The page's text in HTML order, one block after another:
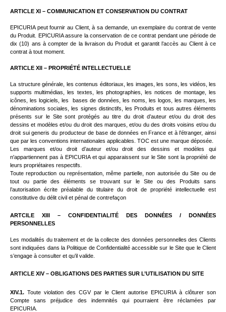
ARTICLE XI – COMMUNICATION ET CONSERVATION DU CONTRAT
EPICURIA peut fournir au Client, à sa demande, un exemplaire du contrat de vente
du Produit. EPICURIA assure la conservation de ce contrat pendant une période de
dix (10) ans à compter de la livraison du Produit et garantit l’accès au Client à ce
contrat à tout moment.
ARTICLE XII – PROPRIÉTÉ INTELLECTUELLE
La structure générale, les contenus éditoriaux, les images, les sons, les vidéos, les
supports multimédias, les textes, les photographies, les notices de montage, les
icônes, les logiciels, les
bases de données, les noms, les logos, les marques, les
dénominations sociales, les signes distinctifs, les Produits et tous autres éléments
présents sur le Site sont protégés au titre du droit d’auteur et/ou du droit des
dessins et modèles et/ou du droit des marques, et/ou du des droits voisins et/ou du
droit sui generis du producteur de base de données en France et à l’étranger, ainsi
que par les conventions internationales applicables. TOC est une marque déposée.
Les marques et/ou droit d’auteur et/ou droit des dessins et modèles qui
n'appartiennent pas à EPICURIA et qui apparaissent sur le Site sont la propriété de
leurs propriétaires respectifs.
Toute reproduction ou représentation, même partielle, non autorisée du Site ou de
tout ou partie des éléments se trouvant sur le Site ou des Produits sans
l’autorisation écrite préalable du titulaire du droit de propriété intellectuelle est
constitutive du délit civil et pénal de contrefaçon
ARTCILE XIII – CONFIDENTIALITÉ DES DONNÉES / DONNÉES
PERSONNELLES
Les modalités du traitement et de la collecte des données personnelles des Clients
sont indiquées dans la Politique de Confidentialité accessible sur le Site que le Client
s’engage à consulter et qu’il valide.
ARTICLE XIV – OBLIGATIONS DES PARTIES SUR L’UTILISATION DU SITE
XIV.1. Toute violation des CGV par le Client autorise EPICURIA à clôturer son
Compte sans préjudice des indemnités qui pourraient être réclamées par
EPICURIA.